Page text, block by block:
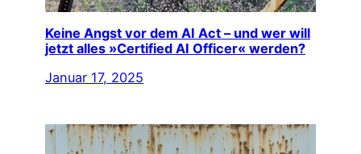
Keine Angst vor dem AI Act – und wer will
jetzt alles »Certified AI Officer« werden?
Januar 17, 2025